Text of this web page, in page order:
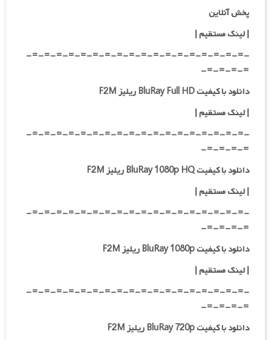
پخش آنلاین
| لینک مستقیم|
-=-=-=-=-=-=-=-=-=-=-=-=-=-=-=-=-=-=-
=-=-=-=-
دانلود با کیفیت BluRay Full HD ریلیز F2M
|لینک مستقیم|
-=-=-=-=-=-=-=-=-=-=-=-=-=-=-=-=-=-=-
=-=-=-=-
دانلود با کیفیت BluRay 1080p HQ ریلیز F2M
|لینک مستقیم|
-=-=-=-=-=-=-=-=-=-=-=-=-=-=-=-=-=-=-
=-=-=-=-
دانلود با کیفیت BluRay 1080p ریلیز F2M
|لینک مستقیم|
-=-=-=-=-=-=-=-=-=-=-=-=-=-=-=-=-=-=-
=-=-=-=-
دانلود با کیفیت BluRay 720p ریلیز F2M